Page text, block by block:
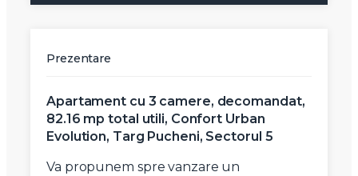
Prezentare
Apartament cu 3 camere, decomandat,
82.16 mp total utili, Confort Urban
Evolution, Targ Pucheni, Sectorul 5
Va propunem spre vanzare un